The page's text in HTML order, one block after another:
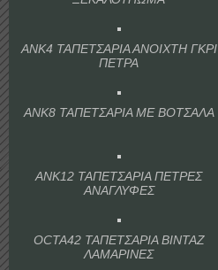
ANK4 ΤΑΠΕΤΣΑΡΙΑ ΑΝΟΙΧΤΗ ΓΚΡΙ
ΠΕΤΡΑ
ANK8 ΤΑΠΕΤΣΑΡΙΑ ΜΕ ΒΟΤΣΑΛΑ
ANK12 ΤΑΠΕΤΣΑΡΙΑ ΠΕΤΡΕΣ
ΑΝΑΓΛΥΦΕΣ
OCTA42 ΤΑΠΕΤΣΑΡΙΑ ΒΙΝΤΑΖ
ΛΑΜΑΡΙΝΕΣ